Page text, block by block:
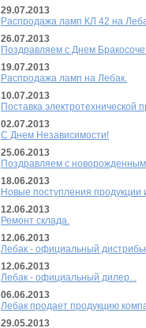
29.07.2013
Распродажа ламп КЛ 42 на
26.07.2013
Поздравляем с Днем
19.07.2013
Распродажа ламп на Лебак.
10.07.2013
Поставка электротехнической
02.07.2013
С Днем Независимости!
25.06.2013
Поздравляем с
18.06.2013
Новые поступления продукции
12.06.2013
Ремонт склада.
12.06.2013
Лебак - официальный
12.06.2013
Лебак - официальный дилер...
06.06.2013
Лебак продает продукцию
29.05.2013